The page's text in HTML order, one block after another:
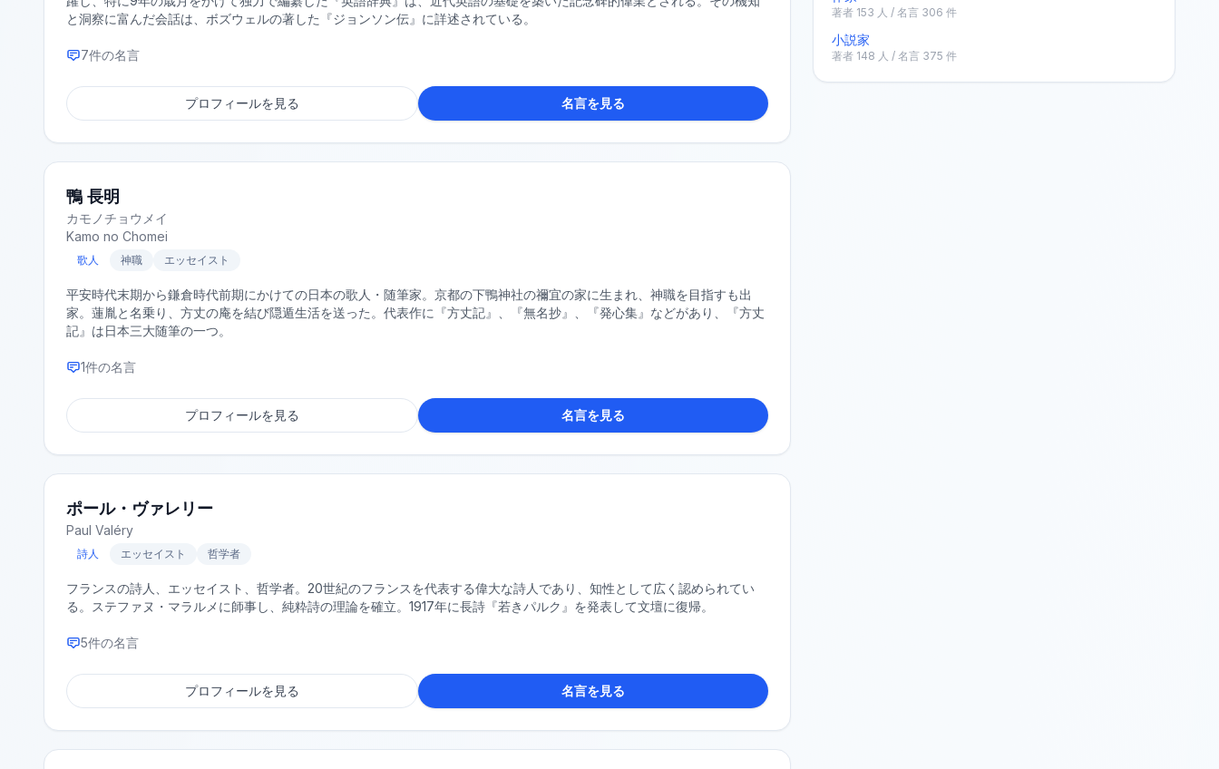
と洞察に富んだ会話は、ボズウェルの著した『ジョンソン伝』に詳述されている。
7件の名言
プロフィールを見る 名言を見る
鴨 長明
カモノチョウメイ
Kamo no Chomei
歌人 神職 エッセイスト
平安時代末期から鎌倉時代前期にかけての日本の歌人・随筆家。京都の下鴨神社の禰宜の家に生まれ、神職を目指すも出
家。蓮胤と名乗り、方丈の庵を結び隠遁生活を送った。代表作に『方丈記』、『無名抄』、『発心集』などがあり、『方丈
記』は日本三大随筆の一つ。
1件の名言
プロフィールを見る 名言を見る
ポール・ヴァレリー
Paul Valéry
詩人 エッセイスト 哲学者
フランスの詩人、エッセイスト、哲学者。20世紀のフランスを代表する偉大な詩人であり、知性として広く認められてい
る。ステファヌ・マラルメに師事し、純粋詩の理論を確立。1917年に長詩『若きパルク』を発表して文壇に復帰。
5件の名言
プロフィールを見る 名言を見る
著者 153 人 / 名言 306 件
小説家
著者 148 人 / 名言 375 件